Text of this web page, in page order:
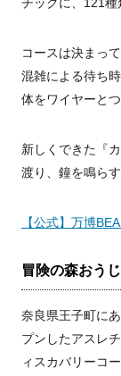
コースは決まっ
混雑による待ち
体をワイヤーと
新しくできた『
渡り、鐘を鳴ら
【公式】万博
冒険の森おう
奈良県王子町に
プンしたアスレ
ィスカバリーコ